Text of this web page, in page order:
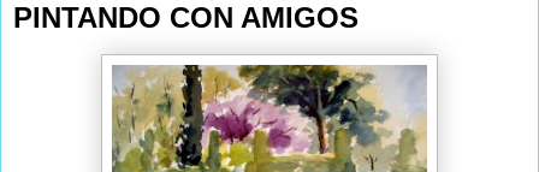
PINTANDO CON AMIGOS